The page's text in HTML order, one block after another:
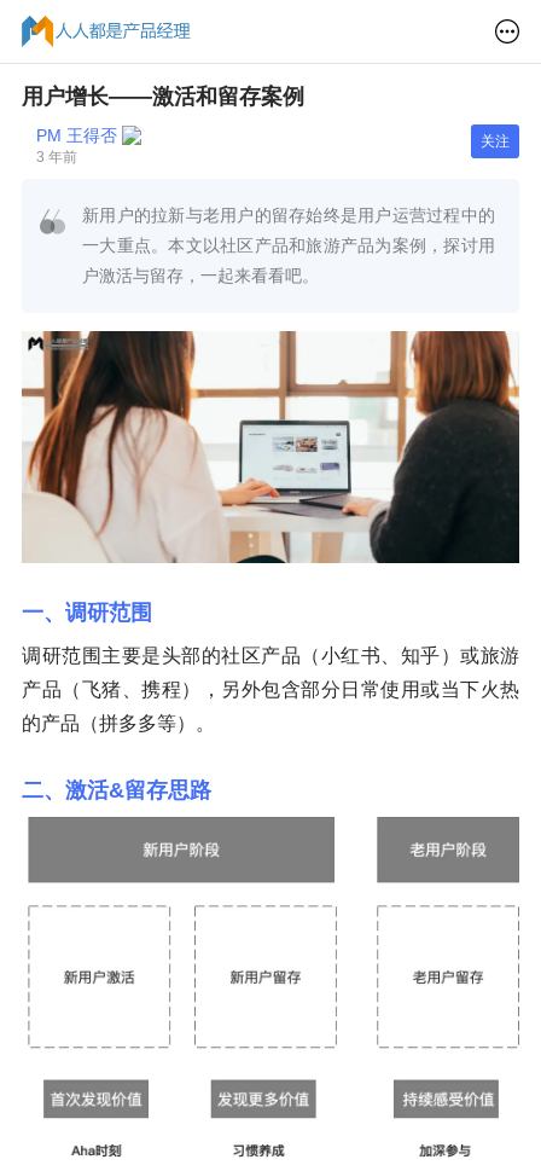
用户增长——激活和留存案例
PM 王得否
3 年前
关注
新用户的拉新与老用户的留存始终是用户运营过程中的
一大重点。本文以社区产品和旅游产品为案例，探讨用
户激活与留存，一起来看看吧。
一、调研范围
调研范围主要是头部的社区产品（小红书、知乎）或旅游
产品（飞猪、携程），另外包含部分日常使用或当下火热
的产品（拼多多等）。
二、激活&留存思路